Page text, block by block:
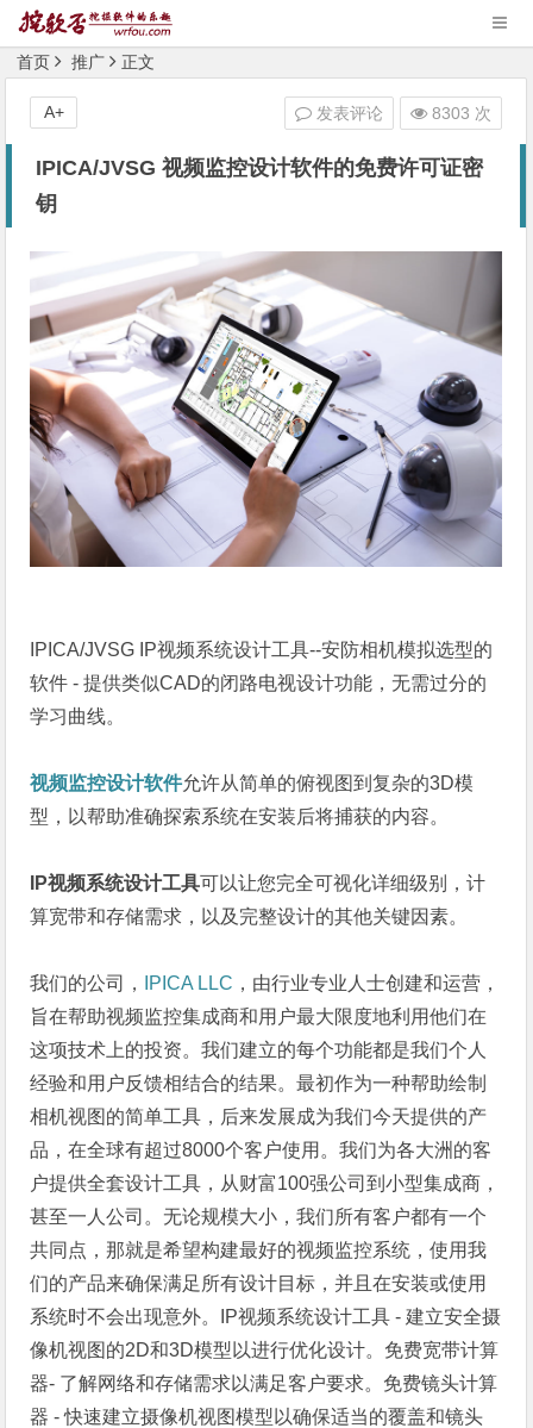
首页 推广 正文
IPICA/JVSG 视频监控设计软件的免费许可证密
钥
IPICA/JVSG IP视频系统设计工具--安防相机模拟选型的
软件 - 提供类似CAD的闭路电视设计功能，无需过分的
学习曲线。
视频监控设计软件允许从简单的俯视图到复杂的3D模
型，以帮助准确探索系统在安装后将捕获的内容。
IP视频系统设计工具可以让您完全可视化详细级别，计
算宽带和存储需求，以及完整设计的其他关键因素。
我们的公司， IPICA LLC ，由行业专业人士创建和运营，
旨在帮助视频监控集成商和用户最大限度地利用他们在
这项技术上的投资。我们建立的每个功能都是我们个人
经验和用户反馈相结合的结果。最初作为一种帮助绘制
相机视图的简单工具，后来发展成为我们今天提供的产
品，在全球有超过8000个客户使用。我们为各大洲的客
户提供全套设计工具，从财富100强公司到小型集成商，
甚至一人公司。无论规模大小，我们所有客户都有一个
共同点，那就是希望构建最好的视频监控系统，使用我
们的产品来确保满足所有设计目标，并且在安装或使用
系统时不会出现意外。IP视频系统设计工具 - 建立安全摄
像机视图的2D和3D模型以进行优化设计。免费宽带计算
器- 了解网络和存储需求以满足客户要求。免费镜头计算
器 - 快速建立摄像机视图模型以确保适当的覆盖和镜头
发表评论 8303 次
A+